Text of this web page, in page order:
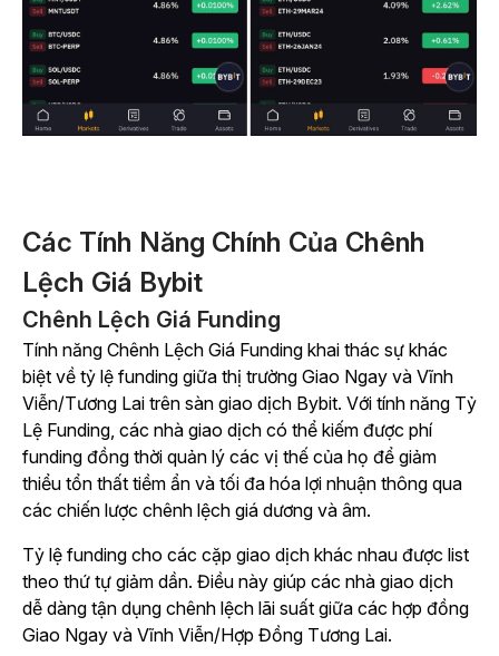
Các Tính Năng Chính Của Chênh
Lệch Giá Bybit
Chênh Lệch Giá Funding
Tính năng Chênh Lệch Giá Funding khai thác sự khác
biệt về tỷ lệ funding giữa thị trường Giao Ngay và Vĩnh
Viễn/Tương Lai trên sàn giao dịch Bybit. Với tính năng Tỷ
Lệ Funding, các nhà giao dịch có thể kiếm được phí
funding đồng thời quản lý các vị thế của họ để giảm
thiểu tổn thất tiềm ẩn và tối đa hóa lợi nhuận thông qua
các chiến lược chênh lệch giá dương và âm.
Tỷ lệ funding cho các cặp giao dịch khác nhau được list
theo thứ tự giảm dần. Điều này giúp các nhà giao dịch
dễ dàng tận dụng chênh lệch lãi suất giữa các hợp đồng
Giao Ngay và Vĩnh Viễn/Hợp Đồng Tương Lai.